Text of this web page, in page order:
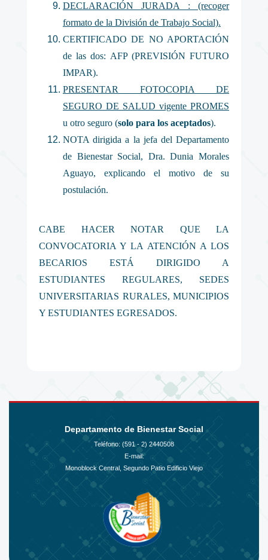
DECLARACIÓN JURADA : (recoger
formato de la División de Trabajo Social).
CERTIFICADO DE NO APORTACIÓN
de las dos: AFP (PREVISIÓN FUTURO
IMPAR).
PRESENTAR FOTOCOPIA DE
SEGURO DE SALUD vigente PROMES
u otro seguro (solo para los aceptados).
NOTA dirigida a la jefa del Departamento
de Bienestar Social, Dra. Dunia Morales
Aguayo, explicando el motivo de su
postulación.
CABE HACER NOTAR QUE LA
CONVOCATORIA Y LA ATENCIÓN A LOS
BECARIOS ESTÁ DIRIGIDO A
ESTUDIANTES REGULARES, SEDES
UNIVERSITARIAS RURALES, MUNICIPIOS
Y ESTUDIANTES EGRESADOS.
Departamento de Bienestar Social
Teléfono: (591 - 2) 2440508
E-mail:
Monoblock Central, Segundo Patio Edificio Viejo